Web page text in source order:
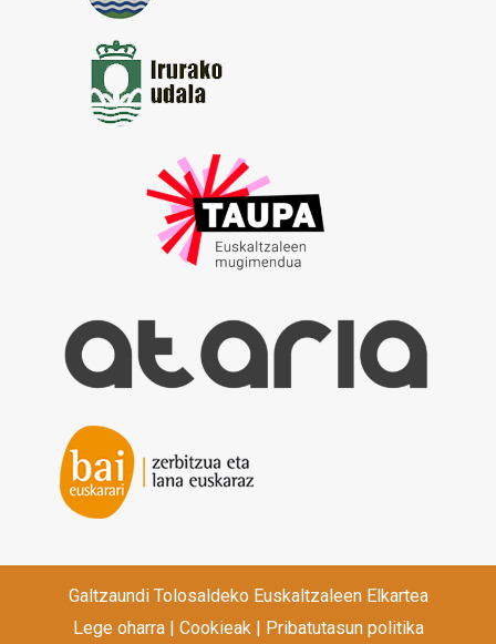
Galtzaundi Tolosaldeko Euskaltzaleen Elkartea
Lege oharra| Cookieak | Pribatutasun politika